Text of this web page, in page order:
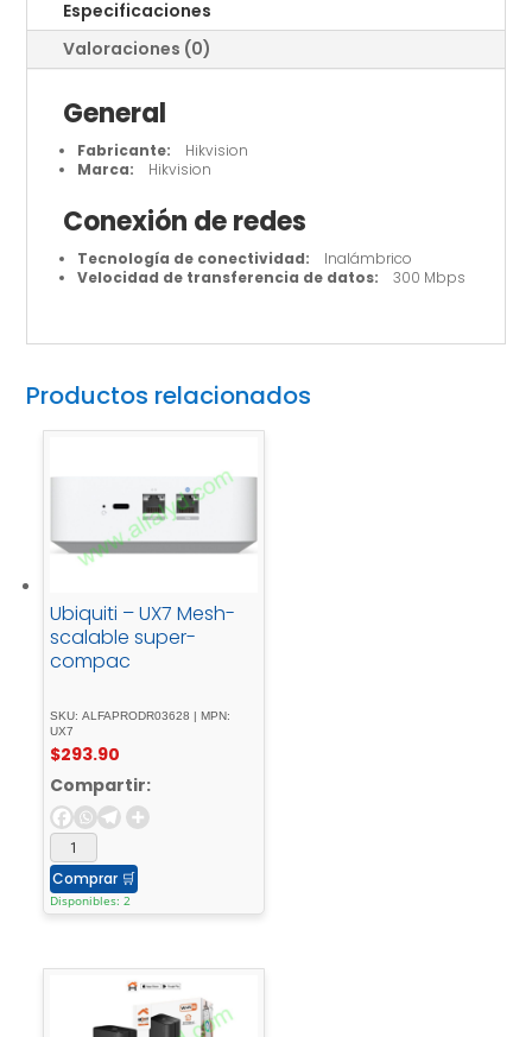
Especificaciones
Valoraciones (0)
General
Fabricante: Hikvision
Marca: Hikvision
Conexión de redes
Tecnología de conectividad: Inalámbrico
Velocidad de transferencia de datos: 300 Mbps
Productos relacionados
Ubiquiti – UX7 Mesh-
scalable super-
compac
SKU: ALFAPRODR03628 | MPN:
UX7
$293.90
Compartir:
Comprar 🛒
Disponibles: 2